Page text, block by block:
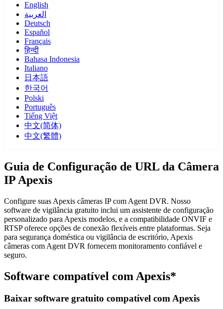
English
العربية
Deutsch
Español
Français
हिन्दी
Bahasa Indonesia
Italiano
日本語
한국어
Polski
Português
Tiếng Việt
中文(简体)
中文(繁體)
Guia de Configuração de URL da Câmera
IP Apexis
Configure suas Apexis câmeras IP com Agent DVR. Nosso
software de vigilância gratuito inclui um assistente de configuração
personalizado para Apexis modelos, e a compatibilidade ONVIF e
RTSP oferece opções de conexão flexíveis entre plataformas. Seja
para segurança doméstica ou vigilância de escritório, Apexis
câmeras com Agent DVR fornecem monitoramento confiável e
seguro.
Software compatível com Apexis*
Baixar software gratuito compatível com Apexis